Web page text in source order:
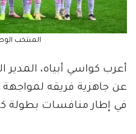
المنتخب
أعرب كواسي أبياه، المدير
عن جاهزية فريقه لمواجهة
في إطار منافسات بطولة كأس